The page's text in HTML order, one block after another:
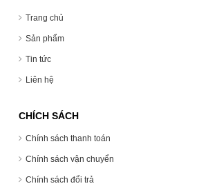
Trang chủ
Sản phẩm
Tin tức
Liên hệ
CHÍCH SÁCH
Chính sách thanh toán
Chính sách vận chuyển
Chính sách đổi trả